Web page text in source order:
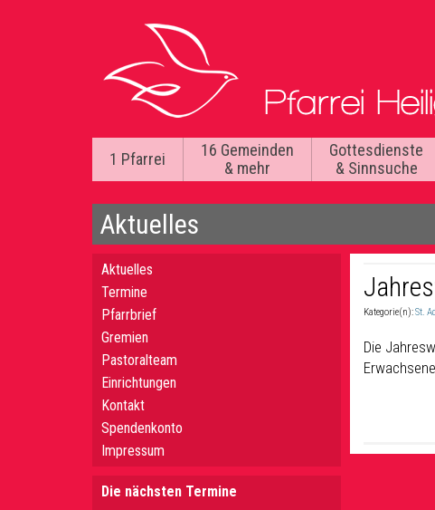
1 Pfarrei
16 Gemeinden
& mehr
Gottesdienste
& Sinnsuche
Aktuelles
Kategorie(n):St.
Die
Aktuelles
Termine
Pfarrbrief
Gremien
Pastoralteam
Einrichtungen
Kontakt
Spendenkonto
Impressum
Die nächsten Termine